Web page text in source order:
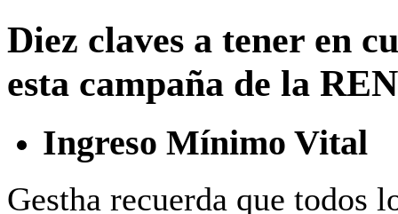
Diez claves a tener en
esta campaña de la
Ingreso Mínimo Vital
Gestha recuerda que todos